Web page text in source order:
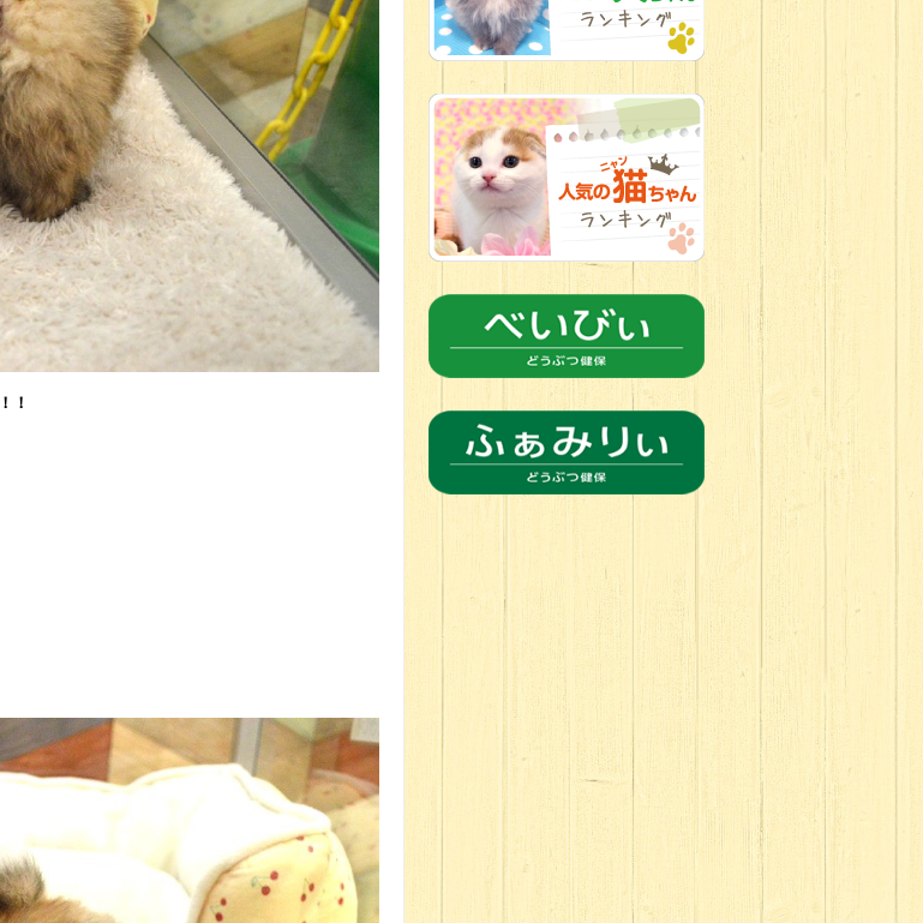
！
2026.07.01ダラダラな猫
スタッフ
新入生
2026.06.24
人懐っこすぎ
なわんちゃんず
2026.06.21
転入生のご紹
介(*ﾉωﾉ)